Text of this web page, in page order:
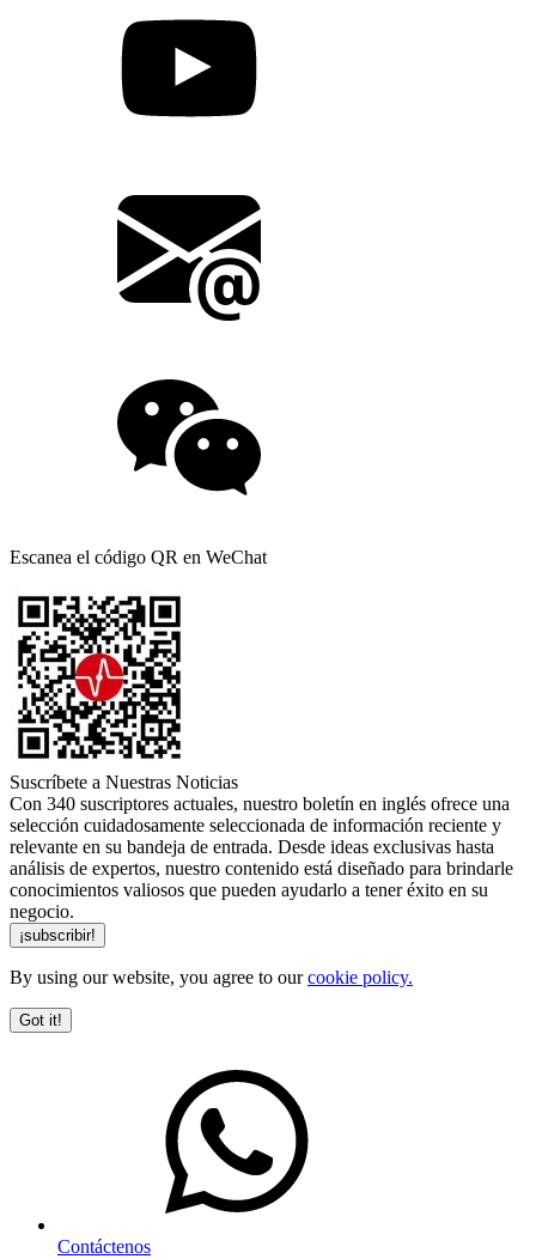
Escanea el código QR en WeChat
Suscríbete a Nuestras Noticias
Con 340 suscriptores actuales, nuestro boletín en inglés ofrece una
selección cuidadosamente seleccionada de información reciente y
relevante en su bandeja de entrada. Desde ideas exclusivas hasta
análisis de expertos, nuestro contenido está diseñado para brindarle
conocimientos valiosos que pueden ayudarlo a tener éxito en su
negocio.
By using our website, you agree to ourcookie policy.
Got it!
Contáctenos